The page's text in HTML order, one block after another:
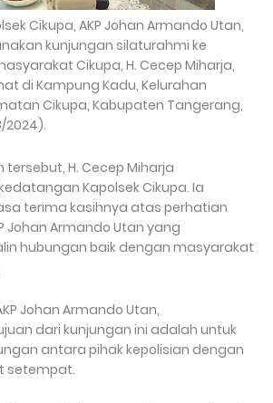
Cikupa, AKP Johan Armando Utan,
kunjungan silaturahmi ke
Cikupa, H. Cecep Miharja,
di Kampung Kadu, Kelurahan
Cikupa, Kabupaten Tangerang,
2024).
H. Cecep Miharja
Kapolsek Cikupa. Ia
terima kasihnya atas perhatian
Johan Armando Utan yang
hubungan baik dengan masyarakat
Johan Armando Utan,
dari kunjungan ini adalah untuk
antara pihak kepolisian dengan
setempat.